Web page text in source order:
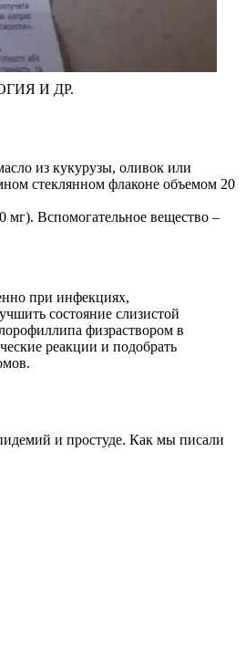
И ДР.
из кукурузы, оливок или
стеклянном флаконе объемом 20
мг). Вспомогательное вещество –
при инфекциях,
состояние слизистой
физраствором в
реакции и подобрать
и простуде. Как мы писали